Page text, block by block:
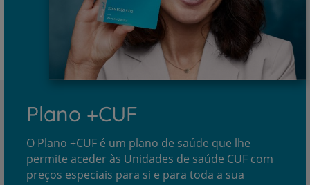
Plano +CUF
O Plano +CUF é um plano de saúde que lhe
permite aceder às Unidades de saúde CUF com
preços especiais para si e para toda a sua